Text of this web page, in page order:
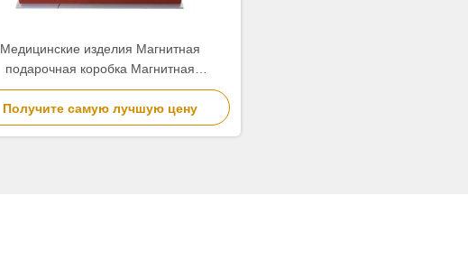
Медицинские изделия Магнитная
подарочная коробка Магнитная
упаковочная коробка с вставкой
Получите самую лучшую цену